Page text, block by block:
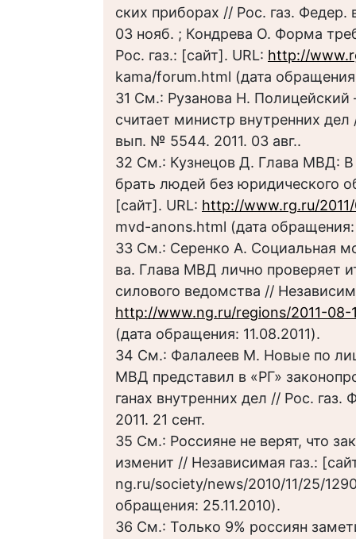
ских приборах // Рос. газ.
03 нояб. ; Кондрева О. Форма
Рос. газ.: [сайт]. URL: http://
kama/forum.html (дата
31 См.: Рузанова Н. Полицейский
считает министр внутренних дел
вып. № 5544. 2011. 03 авг..
32 См.: Кузнецов Д. Глава МВД:
брать людей без юридического
[сайт]. URL: http://www.rg.ru/
mvd-anons.html (дата
33 См.: Серенко А. Социальная
ва. Глава МВД лично проверяет
силового ведомства //
http://www.ng.ru/regions/2011-08-
(дата обращения: 11.08.2011).
34 См.: Фалалеев М. Новые по
МВД представил в «РГ»
ганах внутренних дел // Рос.
2011. 21 сент.
35 См.: Россияне не верят, что
изменит // Независимая газ.:
ng.ru/society/news/2010/11/25/
обращения: 25.11.2010).
36 См.: Только 9% россиян